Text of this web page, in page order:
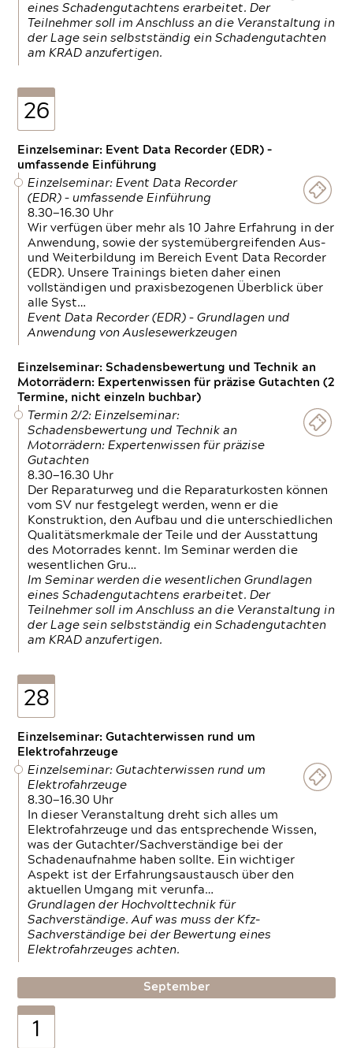
eines Schadengutachtens erarbeitet. Der
Teilnehmer soll im Anschluss an die Veranstaltung in
der Lage sein selbstständig ein Schadengutachten
am KRAD anzufertigen.
26
Einzelseminar: Event Data Recorder (EDR) –
umfassende Einführung
Einzelseminar: Event Data Recorder
(EDR) – umfassende Einführung
8.30—16.30 Uhr
Wir verfügen über mehr als 10 Jahre Erfahrung in der
Anwendung, sowie der systemübergreifenden Aus-
und Weiterbildung im Bereich Event Data Recorder
(EDR). Unsere Trainings bieten daher einen
vollständigen und praxisbezogenen Überblick über
alle Syst…
Event Data Recorder (EDR) – Grundlagen und
Anwendung von Auslesewerkzeugen
Einzelseminar: Schadensbewertung und Technik an
Motorrädern: Expertenwissen für präzise Gutachten (2
Termine, nicht einzeln buchbar)
Termin 2/2: Einzelseminar:
Schadensbewertung und Technik an
Motorrädern: Expertenwissen für präzise
Gutachten
8.30—16.30 Uhr
Der Reparaturweg und die Reparaturkosten können
vom SV nur festgelegt werden, wenn er die
Konstruktion, den Aufbau und die unterschiedlichen
Qualitätsmerkmale der Teile und der Ausstattung
des Motorrades kennt. Im Seminar werden die
wesentlichen Gru…
Im Seminar werden die wesentlichen Grundlagen
eines Schadengutachtens erarbeitet. Der
Teilnehmer soll im Anschluss an die Veranstaltung in
der Lage sein selbstständig ein Schadengutachten
am KRAD anzufertigen.
28
Einzelseminar: Gutachterwissen rund um
Elektrofahrzeuge
Einzelseminar: Gutachterwissen rund um
Elektrofahrzeuge
8.30—16.30 Uhr
In dieser Veranstaltung dreht sich alles um
Elektrofahrzeuge und das entsprechende Wissen,
was der Gutachter/Sachverständige bei der
Schadenaufnahme haben sollte. Ein wichtiger
Aspekt ist der Erfahrungsaustausch über den
aktuellen Umgang mit verunfa…
Grundlagen der Hochvolttechnik für
Sachverständige. Auf was muss der Kfz-
Sachverständige bei der Bewertung eines
Elektrofahrzeuges achten.
September
1